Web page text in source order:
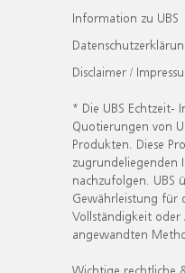
Information zu UBS
Disclaimer /
* Die UBS Echtzeit-
Quotierungen von
Produkten. Diese
zugrundeliegenden
nachzufolgen. UBS
Gewährleistung für
Vollständigkeit oder
angewandten